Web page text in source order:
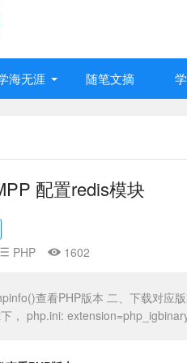
海无涯 随笔文摘
配置redis模块
PHP 1602
查看PHP版本 二、下载对应
， php.ini: